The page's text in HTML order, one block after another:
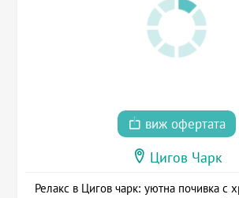
виж офертата
Цигов Чарк
Релакс в Цигов чарк: уютна почивка с